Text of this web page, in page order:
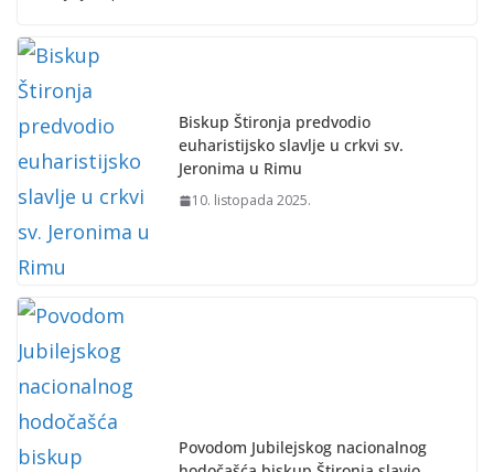
Biskup Štironja predvodio
euharistijsko slavlje u crkvi sv.
Jeronima u Rimu
10. listopada 2025.
Povodom Jubilejskog nacionalnog